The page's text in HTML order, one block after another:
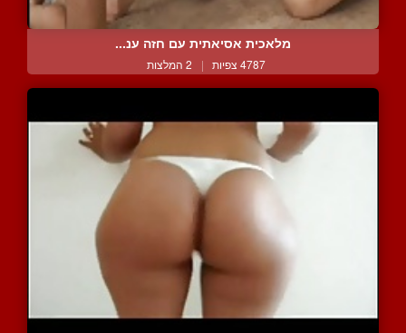
מלאכית אסיאתית עם חזה ענ...
4787 צפיות | 2 המלצות